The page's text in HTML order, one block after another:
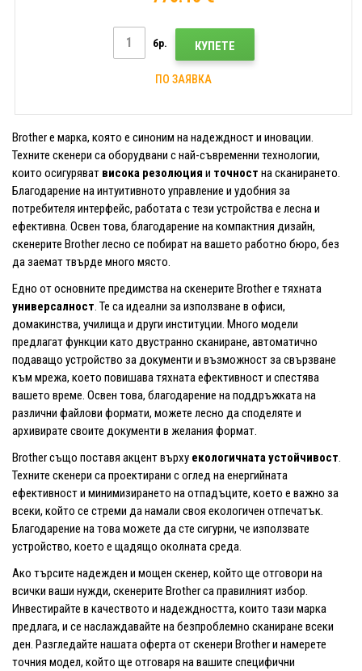
бр. КУПЕТЕ
ПО ЗАЯВКА
Brother е марка, която е синоним на надеждност и иновации.
Техните скенери са оборудвани с най-съвременни технологии,
които осигуряват висока резолюция и точност на сканирането.
Благодарение на интуитивното управление и удобния за
потребителя интерфейс, работата с тези устройства е лесна и
ефективна. Освен това, благодарение на компактния дизайн,
скенерите Brother лесно се побират на вашето работно бюро, без
да заемат твърде много място.
Едно от основните предимства на скенерите Brother е тяхната
универсалност. Те са идеални за използване в офиси,
домакинства, училища и други институции. Много модели
предлагат функции като двустранно сканиране, автоматично
подаващо устройство за документи и възможност за свързване
към мрежа, което повишава тяхната ефективност и спестява
вашето време. Освен това, благодарение на поддръжката на
различни файлови формати, можете лесно да споделяте и
архивирате своите документи в желания формат.
Brother също поставя акцент върху екологичната устойчивост.
Техните скенери са проектирани с оглед на енергийната
ефективност и минимизирането на отпадъците, което е важно за
всеки, който се стреми да намали своя екологичен отпечатък.
Благодарение на това можете да сте сигурни, че използвате
устройство, което е щадящо околната среда.
Ако търсите надежден и мощен скенер, който ще отговори на
всички ваши нужди, скенерите Brother са правилният избор.
Инвестирайте в качеството и надеждността, които тази марка
предлага, и се наслаждавайте на безпроблемно сканиране всеки
ден. Разгледайте нашата оферта от скенери Brother и намерете
точния модел, който ще отговаря на вашите специфични